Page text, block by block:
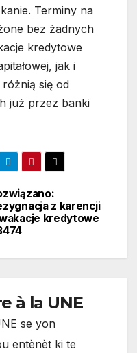
Terminy na
bez żadnych
kredytowe
jak i
się od
już przez banki
z karencji
kredytowe
à la UNE
se yon
entènèt ki te